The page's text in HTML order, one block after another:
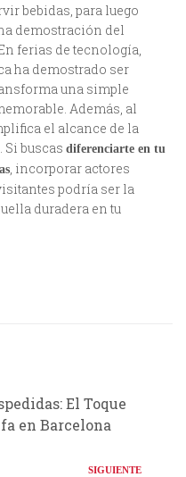
bebidas, para luego
demostración del
ferias de tecnología,
ha demostrado ser
una simple
Además, al
el alcance de la
buscas diferenciarte en tu
, incorporar actores
podría ser la
duradera en tu
El Toque
en Barcelona
SIGUIENTE